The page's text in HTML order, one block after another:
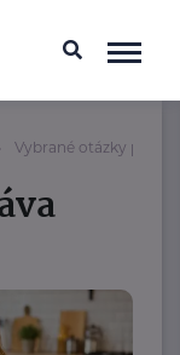
Vybrané otázky práva